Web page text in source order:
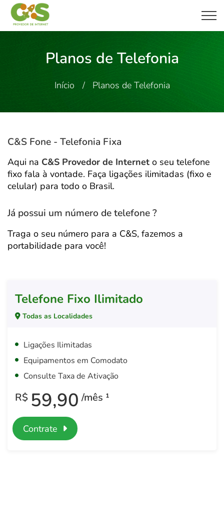
Planos de Telefonia
Início Planos de Telefonia
C&S Fone - Telefonia Fixa
Aqui na C&S Provedor de Internet o seu telefone
fixo fala à vontade. Faça ligações ilimitadas (fixo e
celular) para todo o Brasil.
Já possui um número de telefone ?
Traga o seu número para a C&S, fazemos a
portabilidade para você!
Telefone Fixo Ilimitado
Todas as Localidades
Ligações Ilimitadas
Equipamentos em Comodato
Consulte Taxa de Ativação
R$ 59,90 /mês ¹
Contrate